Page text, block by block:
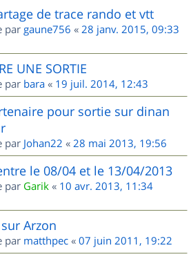
de trace rando et vtt
par gaune756 « 28 janv. 2015, 09:33
UNE SORTIE
par bara « 19 juil. 2014, 12:43
pour sortie sur dinan
par Johan22 « 28 mai 2013, 19:56
le 08/04 et le 13/04/2013
par Garik « 10 avr. 2013, 11:34
Arzon
par matthpec « 07 juin 2011, 19:22